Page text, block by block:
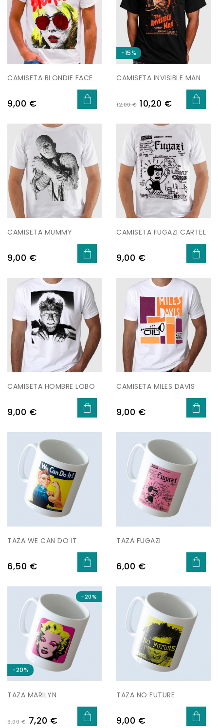
CAMISETA BLONDIE FACE
Precio
9,00 €
-15%
CAMISETA INVISIBLE MAN
Precio
12,00 € Precio
10,20 €
CAMISETA MUMMY
Precio
9,00 €
CAMISETA FUGAZI CARTEL
Precio
9,00 €
CAMISETA HOMBRE LOBO
Precio
9,00 €
CAMISETA MILES DAVIS
Precio
9,00 €
TAZA WE CAN DO IT
Precio
6,50 €
TAZA FUGAZI
Precio
6,00 €
-20%
-20%
TAZA MARILYN
Precio
9,00 € Precio
7,20 €
TAZA NO FUTURE
Precio
9,00 €